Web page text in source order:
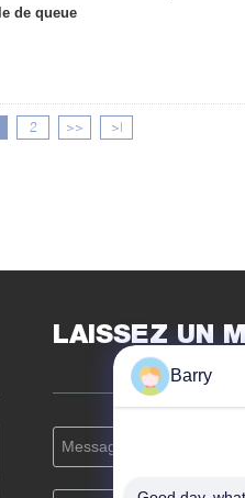
de queue
2 >> >|
LAISSEZ UN
Barry